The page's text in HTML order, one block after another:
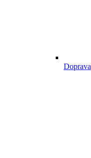
Doprava